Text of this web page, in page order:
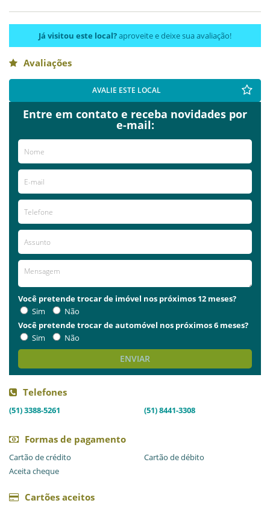
Já visitou este local?aproveite e deixe sua avaliação!
Avaliações
AVALIE ESTE LOCAL
Entre em contato e receba novidades por
e-mail:
Você pretende trocar de imóvel nos próximos 12 meses?
Sim
Não
Você pretende trocar de automóvel nos próximos 6 meses?
Sim
Não
ENVIAR
Telefones
(51) 3388-5261 (51) 8441-3308
Formas de pagamento
Cartão de crédito
Cartão de débito
Aceita cheque
Cartões aceitos